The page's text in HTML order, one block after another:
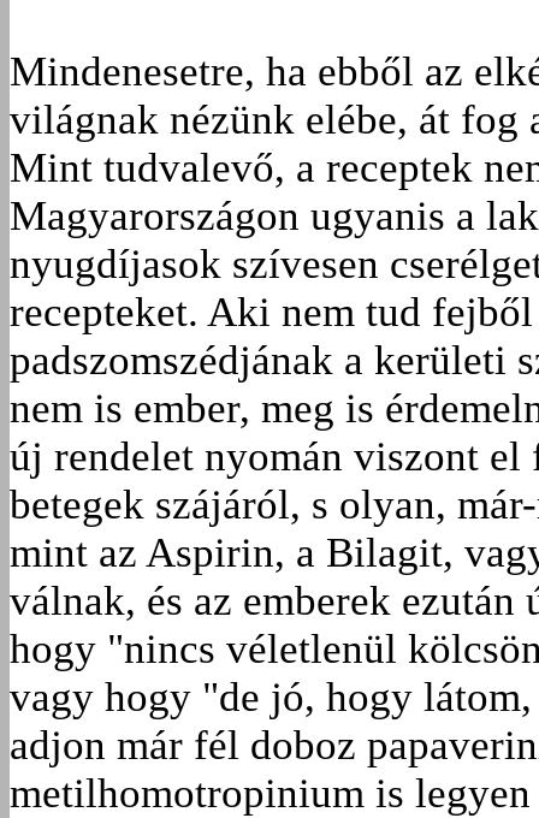
Mindenesetre, ha ebből az
világnak nézünk elébe, át fog
Mint tudvalevő, a receptek
Magyarországon ugyanis a
nyugdíjasok szívesen
recepteket. Aki nem tud
padszomszédjának a kerületi
nem is ember, meg is
új rendelet nyomán viszont
betegek szájáról, s olyan,
mint az Aspirin, a Bilagit,
válnak, és az emberek ezután
hogy "nincs véletlenül
vagy hogy "de jó, hogy
adjon már fél doboz
metilhomotropinium is legyen